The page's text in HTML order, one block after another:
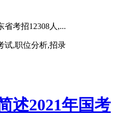
省考招12308人,...
试,职位分析,招录
述2021年国考